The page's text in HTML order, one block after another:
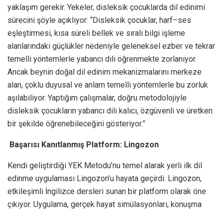
yaklaşım gerekir. Yekeler, disleksik çocuklarda dil edinimi
sürecini şöyle açıklıyor: “Disleksik çocuklar, harf–ses
eşleştirmesi, kısa süreli bellek ve sıralı bilgi işleme
alanlarındaki güçlükler nedeniyle geleneksel ezber ve tekrar
temelli yöntemlerle yabancı dili öğrenmekte zorlanıyor.
Ancak beynin doğal dil edinim mekanizmalarını merkeze
alan, çoklu duyusal ve anlam temelli yöntemlerle bu zorluk
aşılabiliyor. Yaptığım çalışmalar, doğru metodolojiyle
disleksik çocukların yabancı dili kalıcı, özgüvenli ve üretken
bir şekilde öğrenebileceğini gösteriyor.”
Başarısı Kanıtlanmış Platform: Lingozon
Kendi geliştirdiği YEK Metodu’nu temel alarak yerli ilk dil
edinme uygulaması Lingozon’u hayata geçirdi. Lingozon,
etkileşimli İngilizce dersleri sunan bir platform olarak öne
çıkıyor. Uygulama, gerçek hayat simülasyonları, konuşma